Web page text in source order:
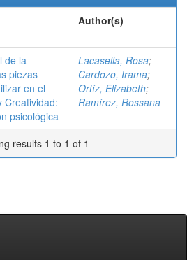
Author(s)
de la
piezas
en el
Creatividad:
psicológica
Lacasella, Rosa;
Cardozo, Irama;
Ortíz, Elizabeth;
Ramírez, Rossana
results 1 to 1 of 1